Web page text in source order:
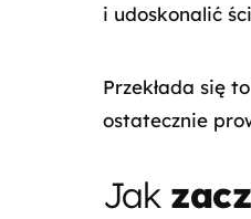
i udoskonalić
Przekłada się
ostatecznie
Jak